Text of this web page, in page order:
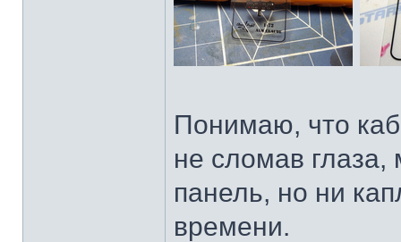
Понимаю, что
не сломав глаза,
панель, но ни
времени.